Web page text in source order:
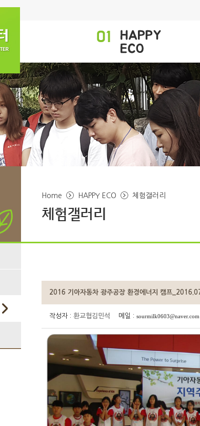
Home HAPPY ECO 체험갤러리
2016 기아자동차 광주공장 환경에너지 캠프
작성자 : 환교협김민석 메일 : sourmilk0603@naver.com